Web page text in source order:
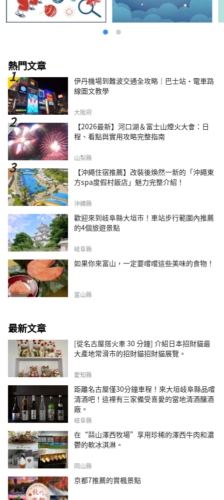
熱門文章
伊丹機場到難波交通全攻略｜巴士站・電車路
線圖文教學
大阪府
【2026最新】河口湖＆富士山煙火大會：日
程、看點與實用攻略完整指南
山梨縣
【沖繩住宿推薦】改裝後煥然一新的「沖繩東
方spa度假村飯店」魅力完整介紹！
沖繩縣
歡迎來到岐阜縣大垣市！車站步行範圍內推薦
的4個旅遊景點
岐阜縣
如果你來富山，一定要嚐嚐這些美味的食物！
富山縣
最新文章
[從名古屋搭火車 30 分鐘] 介紹日本招財貓最
大產地常滑市的招財貓招財貓展覽。
愛知縣
距離名古屋僅30分鐘車程！來大垣岐阜縣品嚐
清酒吧！這裡有三家備受喜愛的當地清酒釀酒
廠。
岐阜縣
在“蒜山澤西牧場”享用珍稀的澤西牛肉和濃
鬱的軟冰淇淋。
岡山縣
京都7推薦的賞楓景點